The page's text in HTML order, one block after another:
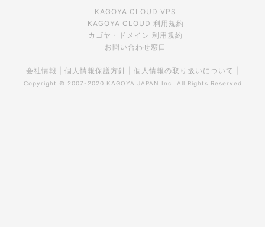
KAGOYA CLOUD VPS
KAGOYA CLOUD 利用規約
カゴヤ・ドメイン 利用規約
お問い合わせ窓口
会社情報 個人情報保護方針 個人情報の取り扱いについて
Copyright © 2007-2020 KAGOYA JAPAN Inc. All Rights Reserved.